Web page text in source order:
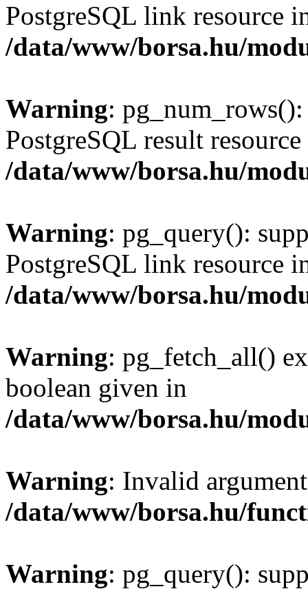
PostgreSQL link resource
/data/www/borsa.hu/
Warning:
PostgreSQL result
/data/www/borsa.hu/
Warning: pg_query():
PostgreSQL link resource
/data/www/borsa.hu/
Warning: pg_fetch_all()
boolean given in
/data/www/borsa.hu/
Warning: Invalid
/data/www/borsa.hu/
Warning: pg_query():